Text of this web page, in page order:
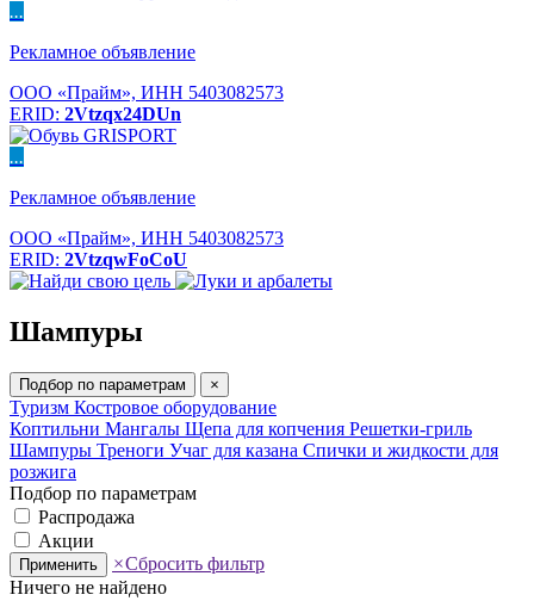
...
Рекламное объявление
ООО «Прайм», ИНН 5403082573
ERID: 2Vtzqx24DUn
...
Рекламное объявление
ООО «Прайм», ИНН 5403082573
ERID: 2VtzqwFoCoU
Шампуры
Подбор по параметрам ×
Туризм Костровое оборудование
Коптильни Мангалы Щепа для копчения Решетки-гриль
Шампуры Треноги Учаг для казана Спички и жидкости для
розжига
Подбор по параметрам
Распродажа
Акции
Применить ×Сбросить фильтр
Ничего не найдено